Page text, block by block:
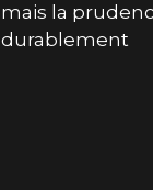
mais la
durablement